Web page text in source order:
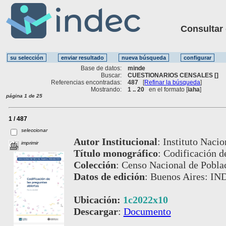
Consultar
Base de datos:
minde
Buscar:
CUESTIONARIOS CENSALES []
Referencias encontradas:
487 [Refinar la búsqueda]
Mostrando:
1 .. 20 en el formato [iaha]
página 1 de 25
1 / 487
seleccionar
imprimir Autor Institucional: Instituto
Título monográfico: Codificación
Colección: Censo Nacional de
Datos de edición: Buenos Aires:
Ubicación: 1c2022x10
Descargar: Documento